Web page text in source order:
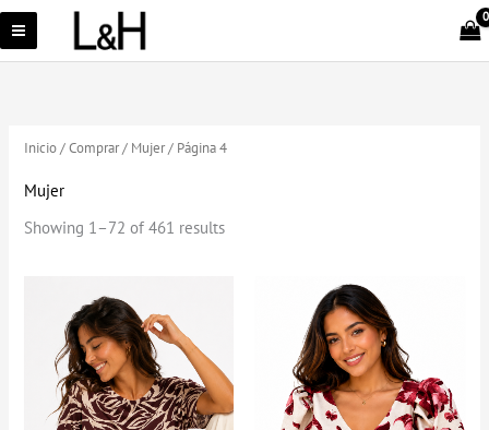
Ir
al
Inicio/Comprar/ Mujer/ Página 4
Mujer
Showing 1–72 of 461 results